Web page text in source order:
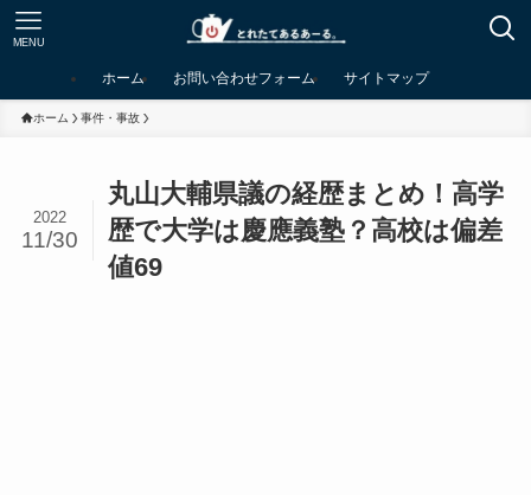
MENU
ホーム お問い合わせフォーム サイトマップ
ホーム 事件・事故
丸山大輔県議の経歴まとめ！高学
歴で大学は慶應義塾？高校は偏差
値69
2022
11/30